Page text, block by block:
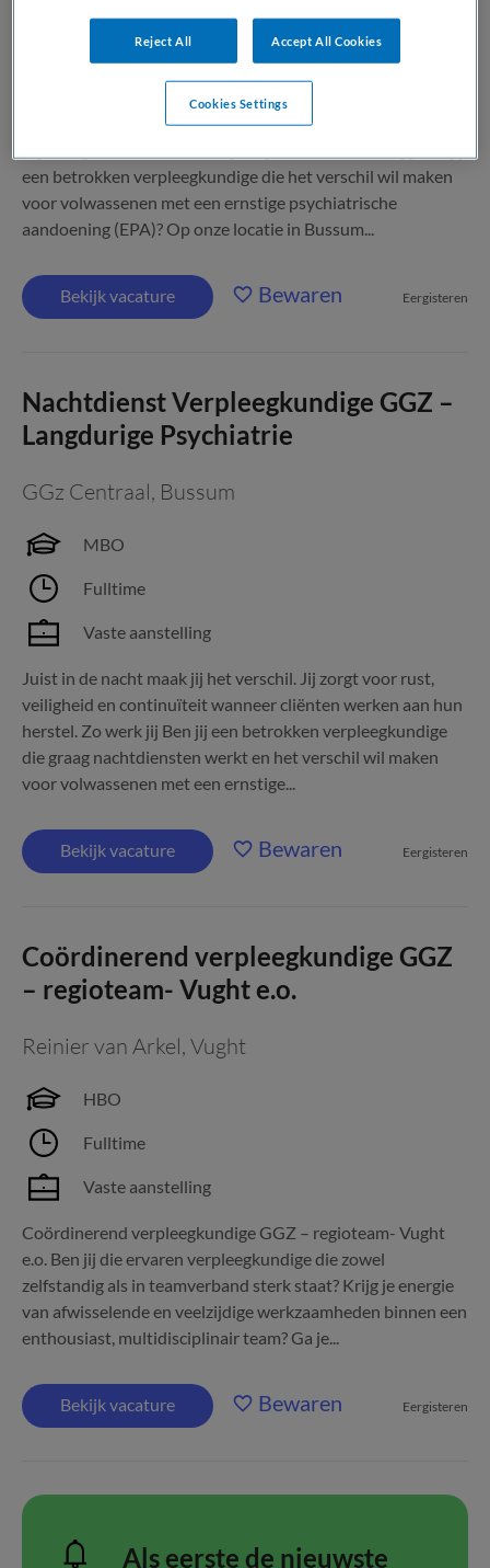
Fulltime
Vaste aanstelling
Rust, structuur en perspectief in een setting waar herstel en
een betrokken verpleegkundige die het verschil wil maken
voor volwassenen met een ernstige psychiatrische
aandoening (EPA)? Op onze locatie in Bussum...
Bekijk vacature Bewaren Eergisteren
Nachtdienst Verpleegkundige GGZ –
Langdurige Psychiatrie
GGz Centraal, Bussum
MBO
Fulltime
Vaste aanstelling
Juist in de nacht maak jij het verschil. Jij zorgt voor rust,
veiligheid en continuïteit wanneer cliënten werken aan hun
herstel. Zo werk jij Ben jij een betrokken verpleegkundige
die graag nachtdiensten werkt en het verschil wil maken
voor volwassenen met een ernstige...
Bekijk vacature Bewaren Eergisteren
Coördinerend verpleegkundige GGZ
– regioteam- Vught e.o.
Reinier van Arkel, Vught
HBO
Fulltime
Vaste aanstelling
Coördinerend verpleegkundige GGZ – regioteam- Vught
e.o. Ben jij die ervaren verpleegkundige die zowel
zelfstandig als in teamverband sterk staat? Krijg je energie
van afwisselende en veelzijdige werkzaamheden binnen een
enthousiast, multidisciplinair team? Ga je...
Bekijk vacature Bewaren Eergisteren
Als eerste de nieuwste
Reject All Accept All Cookies
Cookies Settings